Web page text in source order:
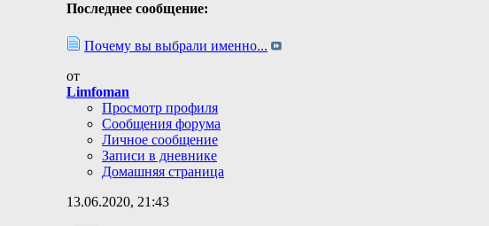
Последнее сообщение:
Почему вы выбрали именно...
от
Limfoman
Просмотр профиля
Сообщения форума
Личное сообщение
Записи в дневнике
Домашняя страница
13.06.2020, 21:43